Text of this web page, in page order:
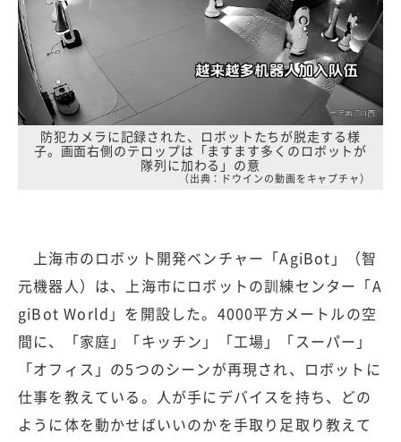
防犯カメラに記録された、ロボットたちが脱走する様
子。画面右側のテロップは「ますます多くのロボットが
隊列に加わる」の意
（出典：ドウインの動画をキャプチャ）
上海市のロボット開発ベンチャー「AgiBot」（智
元機器人）は、上海市にロボットの訓練センター「A
giBot World」を開設した。4000平方メートルの空
間に、「家庭」「キッチン」「工場」「スーパー」
「オフィス」の5つのシーンが再現され、ロボットに
仕事を教えている。人が手にデバイスを持ち、どの
ように体を動かせばいいのかを手取り足取り教えて